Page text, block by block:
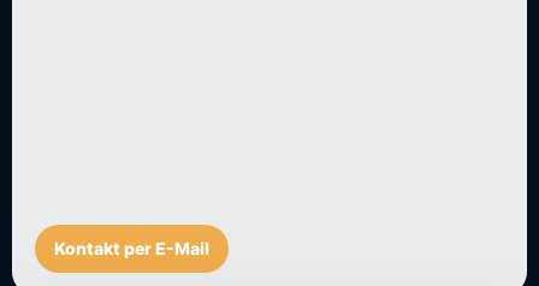
Kontakt per E-Mail